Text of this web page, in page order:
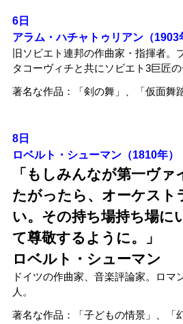
6日
アラム・ハチャトゥリアン（1903
旧ソビエト連邦の作曲家・指揮者。
タコーヴィチと共にソビエト3巨匠の
著名な作品：「剣の舞」、「仮面舞
8日
ロベルト・シューマン（1810年）
「もしみんなが第一ヴァ
たがったら、オーケスト
い。その持ち場持ち場に
て尊敬するように。」
ロベルト・シューマン
ドイツの作曲家、音楽評論家。ロマ
人。
著名な作品：「子どもの情景」、「